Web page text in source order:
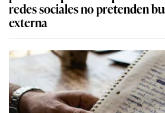
redes sociales no pretenden
externa